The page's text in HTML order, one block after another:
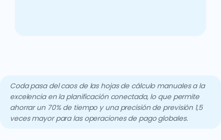
Coda pasa del caos de las hojas de cálculo manuales a la
excelencia en la planificación conectada, lo que permite
ahorrar un 70% de tiempo y una precisión de previsión 1,5
veces mayor para las operaciones de pago globales.